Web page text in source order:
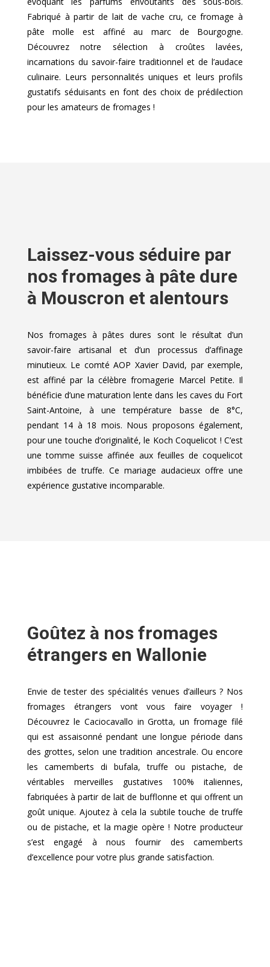
Fabriqué à partir de lait de vache cru, ce fromage à
pâte molle est affiné au marc de Bourgogne.
Découvrez notre sélection à croûtes lavées,
incarnations du savoir-faire traditionnel et de l’audace
culinaire. Leurs personnalités uniques et leurs profils
gustatifs séduisants en font des choix de prédilection
pour les amateurs de fromages !
Laissez-vous séduire par
nos fromages à pâte dure
à Mouscron et alentours
Nos fromages à pâtes dures sont le résultat d’un
savoir-faire artisanal et d’un processus d’affinage
minutieux. Le comté AOP Xavier David, par exemple,
est affiné par la célèbre fromagerie Marcel Petite. Il
bénéficie d’une maturation lente dans les caves du Fort
Saint-Antoine, à une température basse de 8°C,
pendant 14 à 18 mois. Nous proposons également,
pour une touche d’originalité, le Koch Coquelicot ! C’est
une tomme suisse affinée aux feuilles de coquelicot
imbibées de truffe. Ce mariage audacieux offre une
expérience gustative incomparable.
Goûtez à nos fromages
étrangers en Wallonie
Envie de tester des spécialités venues d’ailleurs ? Nos
fromages étrangers vont vous faire voyager !
Découvrez le Caciocavallo in Grotta, un fromage filé
qui est assaisonné pendant une longue période dans
des grottes, selon une tradition ancestrale. Ou encore
les camemberts di bufala, truffe ou pistache, de
véritables merveilles gustatives 100% italiennes,
fabriquées à partir de lait de bufflonne et qui offrent un
goût unique. Ajoutez à cela la subtile touche de truffe
ou de pistache, et la magie opère ! Notre producteur
s’est engagé à nous fournir des camemberts
d’excellence pour votre plus grande satisfaction.